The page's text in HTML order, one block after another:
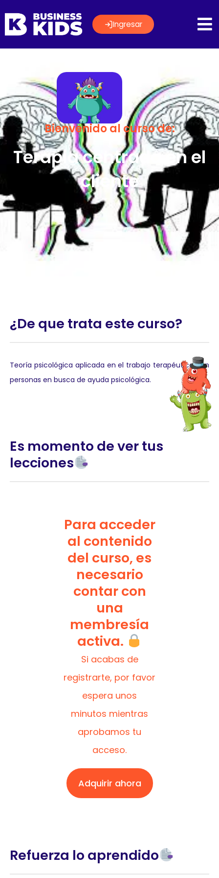
Ingresar
Bienvenido al curso de:
Terapia centrada en el
cliente
¿De que trata este curso?
Teoría psicológica aplicada en el trabajo terapéutico con
personas en busca de ayuda psicológica.
Es momento de ver tus
lecciones
Para acceder
al contenido
del curso, es
necesario
contar con
una
membresía
activa.
Si acabas de
registrarte, por favor
espera unos
minutos mientras
aprobamos tu
acceso.
Adquirir ahora
Refuerza lo aprendido